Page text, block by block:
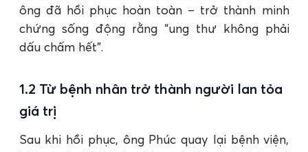
ông đã hồi phục hoàn toàn – trở thành minh
chứng sống động rằng “ung thư không phải
dấu chấm hết”.
1.2 Từ bệnh nhân trở thành người lan tỏa
giá trị
Sau khi hồi phục, ông Phúc quay lại bệnh viện,